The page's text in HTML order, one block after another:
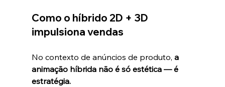
Como o híbrido 2D + 3D
impulsiona vendas
No contexto de anúncios de produto, a
animação híbrida não é só estética — é
estratégia.